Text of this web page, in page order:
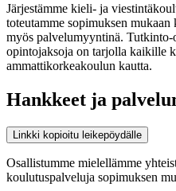
Järjestämme kieli- ja
toteutamme sopimuksen
myös palvelumyyntinä.
opintojaksoja on tarjolla kaikille
ammattikorkeakoulun kautta.
Hankkeet ja
Linkki kopioitu leikepöydälle
Osallistumme mielellämme
koulutuspalveluja sopimuksen